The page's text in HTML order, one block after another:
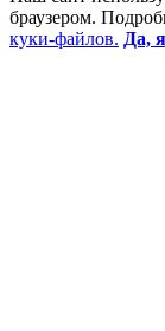
браузером.
куки-файлов. Да,